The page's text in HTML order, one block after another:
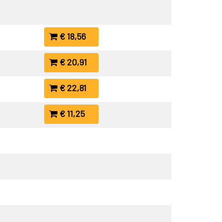
€ 18,56
€ 20,91
€ 22,81
€ 11,25